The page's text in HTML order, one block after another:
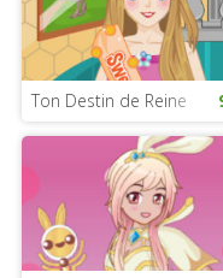
Ton Destin de Reine